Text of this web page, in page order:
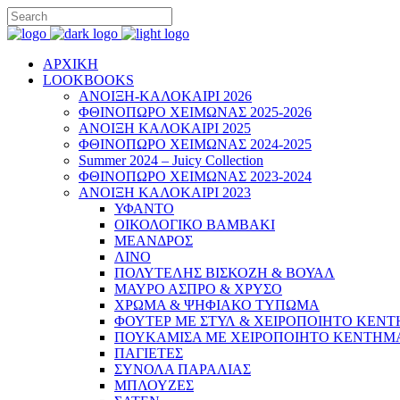
ΑΡΧΙΚΗ
LOOKBOOKS
ΑΝΟΙΞΗ-ΚΑΛΟΚΑΙΡΙ 2026
ΦΘΙΝΟΠΩΡΟ ΧΕΙΜΩΝΑΣ 2025-2026
ΑΝΟΙΞΗ ΚΑΛΟΚΑΙΡΙ 2025
ΦΘΙΝΟΠΩΡΟ ΧΕΙΜΩΝΑΣ 2024-2025
Summer 2024 – Juicy Collection
ΦΘΙΝΟΠΩΡΟ ΧΕΙΜΩΝΑΣ 2023-2024
ΑΝΟΙΞΗ ΚΑΛΟΚΑΙΡΙ 2023
ΥΦΑΝΤΟ
ΟΙΚΟΛΟΓΙΚΟ ΒΑΜΒΑΚΙ
ΜΕΑΝΔΡΟΣ
ΛΙΝΟ
ΠΟΛΥΤΕΛΗΣ ΒΙΣΚΟΖΗ & ΒΟΥΑΛ
ΜΑΥΡΟ ΑΣΠΡΟ & ΧΡΥΣΟ
ΧΡΩΜΑ & ΨΗΦΙΑΚΟ ΤΥΠΩΜΑ
ΦΟΥΤΕΡ ΜΕ ΣΤΥΛ & ΧΕΙΡΟΠΟΙΗΤΟ
ΠΟΥΚΑΜΙΣΑ ΜΕ ΧΕΙΡΟΠΟΙΗΤΟ
ΠΑΓΙΕΤΕΣ
ΣΥΝΟΛΑ ΠΑΡΑΛΙΑΣ
ΜΠΛΟΥΖΕΣ